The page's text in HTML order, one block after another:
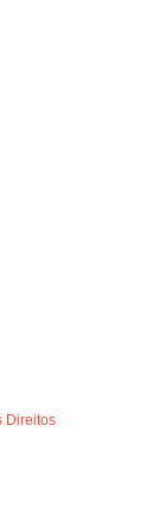
Direitos